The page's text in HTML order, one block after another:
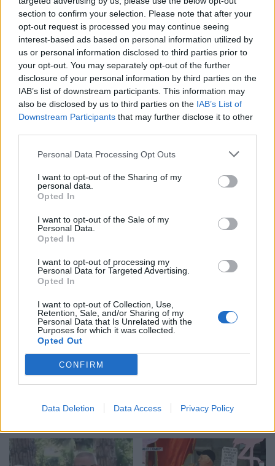
section to confirm your selection. Please note that after your
opt-out request is processed you may continue seeing
interest-based ads based on personal information utilized by
us or personal information disclosed to third parties prior to
your opt-out. You may separately opt-out of the further
disclosure of your personal information by third parties on the
IAB’s list of downstream participants. This information may
also be disclosed by us to third parties on the IAB’s List of
Downstream Participants that may further disclose it to other
Personal Data Processing Opt Outs
I want to opt-out of the Sharing of my
personal data.
Opted In
I want to opt-out of the Sale of my
Personal Data.
Opted In
I want to opt-out of processing my
Personal Data for Targeted Advertising.
Opted In
I want to opt-out of Collection, Use,
Retention, Sale, and/or Sharing of my
Personal Data that Is Unrelated with the
Purposes for which it was collected.
Opted Out
CONFIRM
Data Deletion Data Access Privacy Policy
Hyri me Jet Ski në
hapësirën e pushuesve në
Tragjedi në Rrugën e
Kombit, aksidentohet de
“Po ngrihet një ministri
Këlliçi: Projektligji i
shtatorit i hap rrugë
ndërhyjë
Damaskut lë 2 të vdekur
Infermierja shqiptare në
protestë: Pacientët
kurim jashtë vendit
Video/ Dy të vrarë dhe 13
shpërthimi i një minibusi